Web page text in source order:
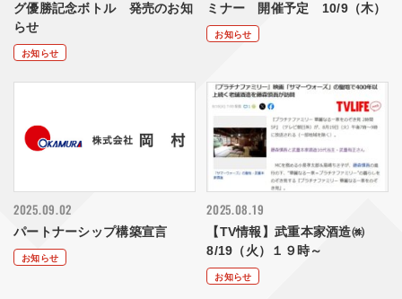
グ優勝記念ボトル 発売のお知
らせ
お知らせ
ミナー 開催予定 10/9（木）
お知らせ
2025.09.02
パートナーシップ構築宣言
お知らせ
2025.08.19
【TV情報】武重本家酒造㈱
8/19（火）１９時～
お知らせ